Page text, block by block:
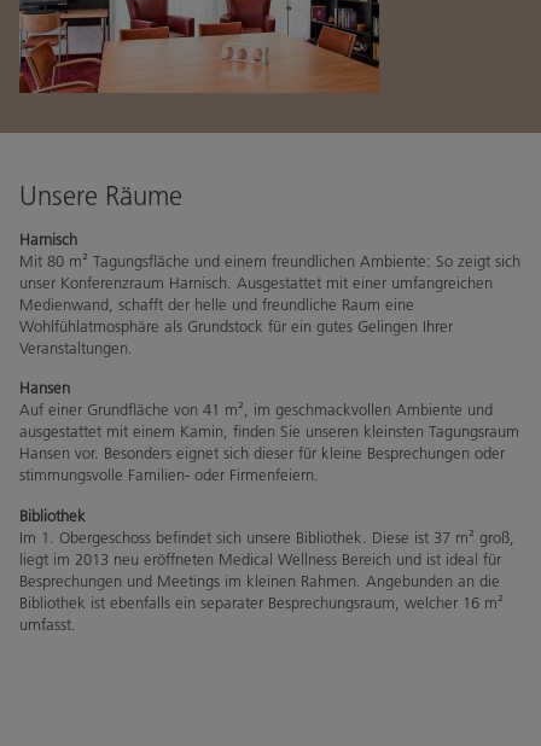
Unsere Räume
Harnisch
Mit 80 m² Tagungsfläche und einem freundlichen Ambiente: So zeigt sich
unser Konferenzraum Harnisch. Ausgestattet mit einer umfangreichen
Medienwand, schafft der helle und freundliche Raum eine
Wohlfühlatmosphäre als Grundstock für ein gutes Gelingen Ihrer
Veranstaltungen.
Hansen
Auf einer Grundfläche von 41 m², im geschmackvollen Ambiente und
ausgestattet mit einem Kamin, finden Sie unseren kleinsten Tagungsraum
Hansen vor. Besonders eignet sich dieser für kleine Besprechungen oder
stimmungsvolle Familien- oder Firmenfeiern.
Bibliothek
Im 1. Obergeschoss befindet sich unsere Bibliothek. Diese ist 37 m² groß,
liegt im 2013 neu eröffneten Medical Wellness Bereich und ist ideal für
Besprechungen und Meetings im kleinen Rahmen. Angebunden an die
Bibliothek ist ebenfalls ein separater Besprechungsraum, welcher 16 m²
umfasst.